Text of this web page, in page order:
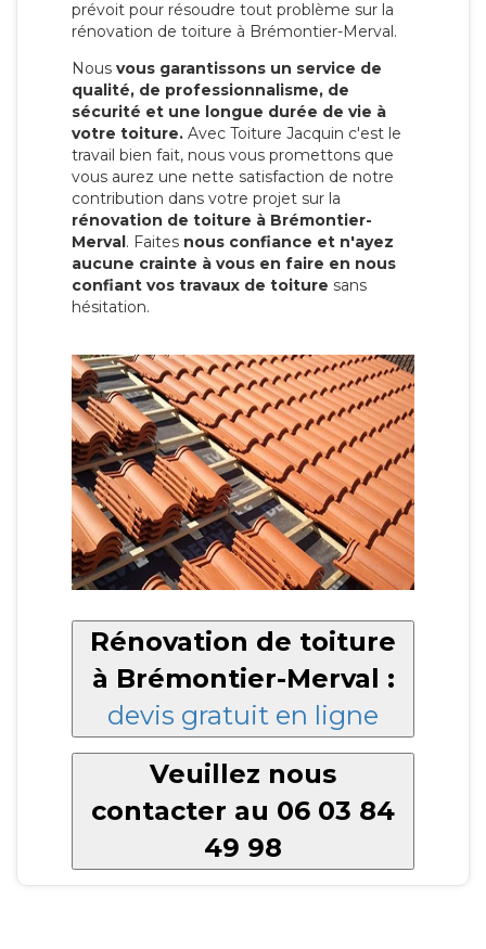
prévoit pour résoudre tout problème sur la
rénovation de toiture à Brémontier-Merval.
Nous vous garantissons un service de
qualité, de professionnalisme, de
sécurité et une longue durée de vie à
votre toiture. Avec Toiture Jacquin c'est le
travail bien fait, nous vous promettons que
vous aurez une nette satisfaction de notre
contribution dans votre projet sur la
rénovation de toiture à Brémontier-
Merval. Faites nous confiance et n'ayez
aucune crainte à vous en faire en nous
confiant vos travaux de toiture sans
hésitation.
Rénovation de toiture
à Brémontier-Merval :
devis gratuit en ligne
Veuillez nous
contacter au 06 03 84
49 98